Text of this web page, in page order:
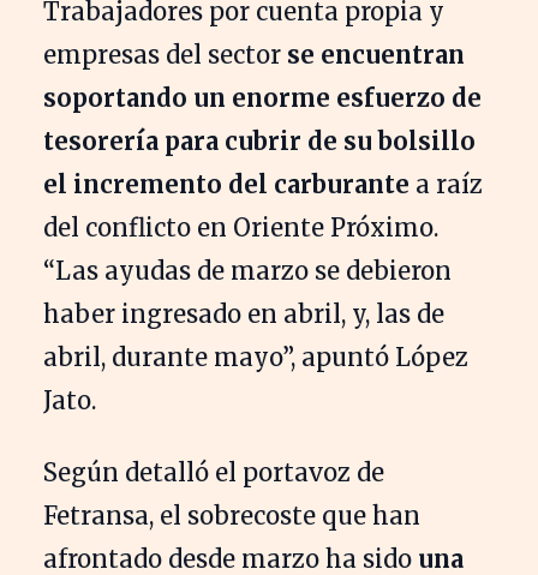
Trabajadores por cuenta propia y
empresas del sector se encuentran
soportando un enorme esfuerzo de
tesorería para cubrir de su bolsillo
el incremento del carburante a raíz
del conflicto en Oriente Próximo.
“Las ayudas de marzo se debieron
haber ingresado en abril, y, las de
abril, durante mayo”, apuntó López
Jato.
Según detalló el portavoz de
Fetransa, el sobrecoste que han
afrontado desde marzo ha sido una